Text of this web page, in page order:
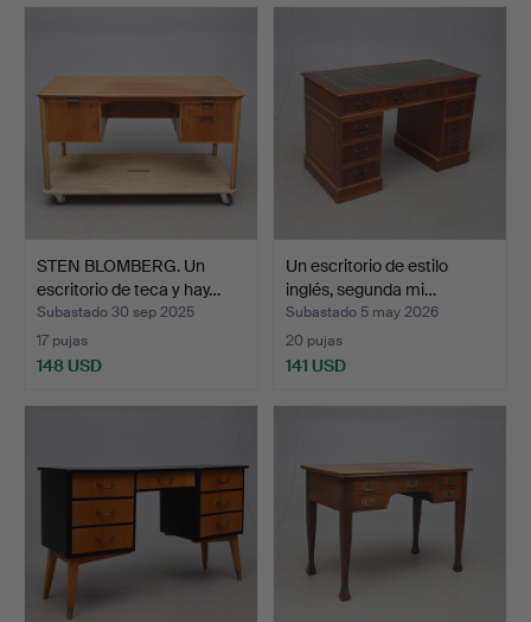
STEN BLOMBERG. Un
escritorio de teca y hay…
Subastado 30 sep 2025
17 pujas
148 USD
Un escritorio de estilo
inglés, segunda mi…
Subastado 5 may 2026
20 pujas
141 USD